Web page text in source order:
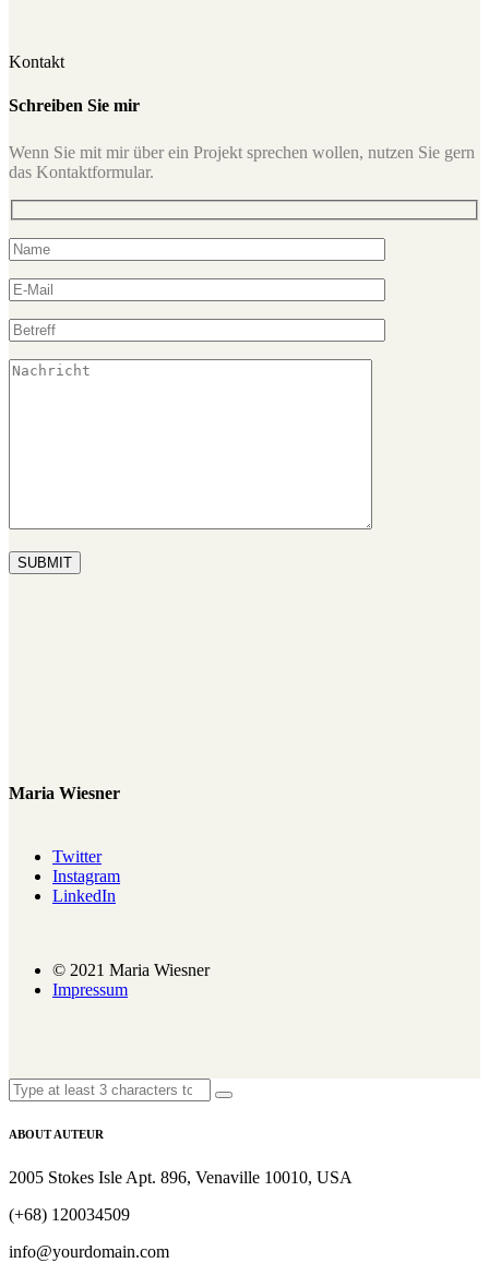
Kontakt
Schreiben Sie mir
Wenn Sie mit mir über ein Projekt sprechen wollen, nutzen Sie gern
das Kontaktformular.
SUBMIT
Maria Wiesner
Twitter
Instagram
LinkedIn
© 2021 Maria Wiesner
Impressum
ABOUT AUTEUR
2005 Stokes Isle Apt. 896, Venaville 10010, USA
(+68) 120034509
info@yourdomain.com